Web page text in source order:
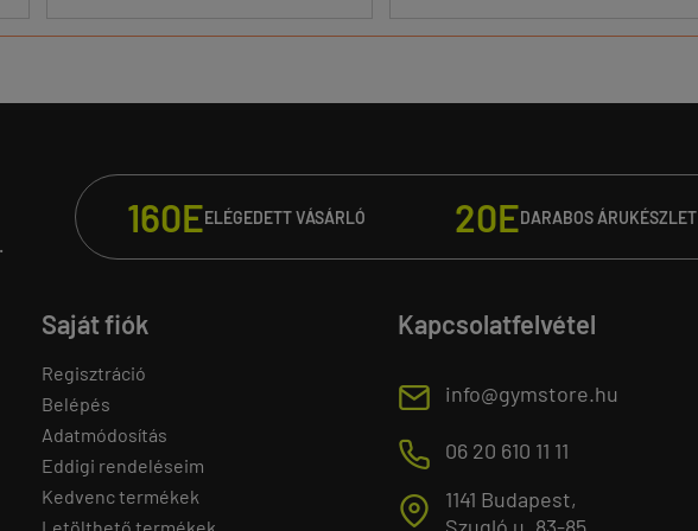
160EELÉGEDETT VÁSÁRLÓ 20EDARABOS ÁRUKÉSZLET
Saját fiók
Regisztráció
Belépés
Adatmódosítás
Eddigi rendeléseim
Kedvenc termékek
Kapcsolatfelvétel
E info@gymstore.hu
M 06 20 610 11 11
T
1141 Budapest,